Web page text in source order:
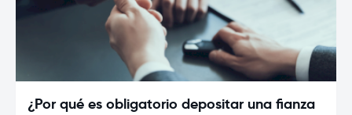
¿Por qué es obligatorio depositar una fianza